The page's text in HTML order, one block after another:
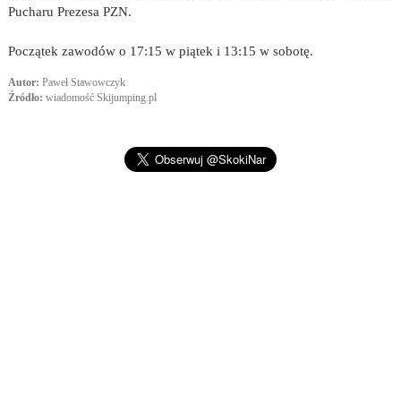
Pucharu Prezesa PZN.
Początek zawodów o 17:15 w piątek i 13:15 w sobotę.
Autor: Paweł Stawowczyk
Źródło: wiadomość Skijumping.pl